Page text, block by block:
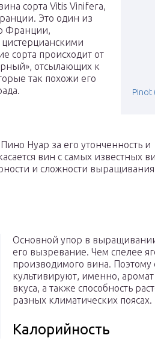
Pinot
сорта Vitis Vinifera,
Это один из
Франции,
сорта происходит от
отсылающих к
так похожи его
Нуар за его утонченность и
вин с самых известных
и сложности
Основной упор в
его вызревание. Чем спелее
производимого вина.
культивируют, именно,
вкуса, а также способность
разных климатических поясах.
Калорийность